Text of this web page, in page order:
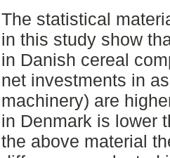
The statistical
in this study show
in Danish cereal
net investments in
machinery) are
in Denmark is lower
the above material